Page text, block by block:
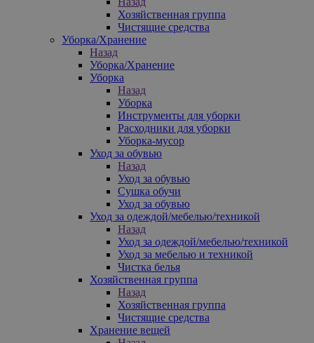
Хозяйственная группа
Чистящие средства
Уборка/Хранение
Назад
Уборка/Хранение
Уборка
Назад
Уборка
Инструменты для уборки
Расходники для уборки
Уборка-мусор
Уход за обувью
Назад
Уход за обувью
Сушка обучи
Уход за обувью
Уход за одеждой/мебелью/техникой
Назад
Уход за одеждой/мебелью/техникой
Уход за мебелью и техникой
Чистка белья
Хозяйственная группа
Назад
Хозяйственная группа
Чистящие средства
Хранение вещей